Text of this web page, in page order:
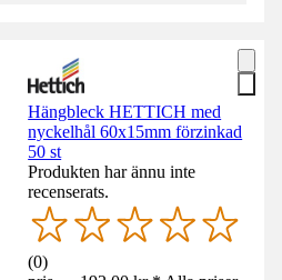
Hängbleck HETTICH med
nyckelhål 60x15mm förzinkad
50 st
Produkten har ännu inte
recenserats.
(0)